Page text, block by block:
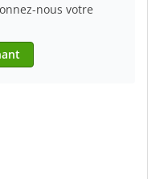
nous votre